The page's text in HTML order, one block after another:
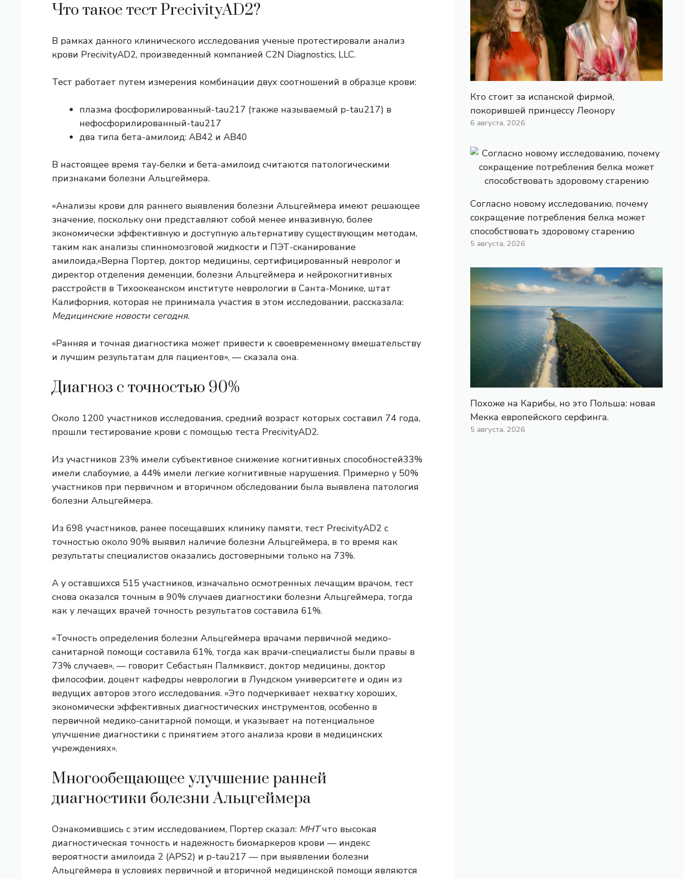
Что такое тест PrecivityAD2?
В рамках данного клинического исследования ученые протестировали анализ
крови PrecivityAD2, произведенный компанией C2N Diagnostics, LLC.
Тест работает путем измерения комбинации двух соотношений в образце крови:
плазма фосфорилированный-tau217 (также называемый p-tau217) в
нефосфорилированный-tau217
два типа бета-амилоид: AB42 и AB40
В настоящее время тау-белки и бета-амилоид считаются патологическими
признаками болезни Альцгеймера.
«Анализы крови для раннего выявления болезни Альцгеймера имеют решающее
значение, поскольку они представляют собой менее инвазивную, более
экономически эффективную и доступную альтернативу существующим методам,
таким как анализы спинномозговой жидкости и ПЭТ-сканирование
амилоида,«Верна Портер, доктор медицины, сертифицированный невролог и
директор отделения деменции, болезни Альцгеймера и нейрокогнитивных
расстройств в Тихоокеанском институте неврологии в Санта-Монике, штат
Калифорния, которая не принимала участия в этом исследовании, рассказала:
Медицинские новости сегодня.
«Ранняя и точная диагностика может привести к своевременному вмешательству
и лучшим результатам для пациентов», — сказала она.
Диагноз с точностью 90%
Около 1200 участников исследования, средний возраст которых составил 74 года,
прошли тестирование крови с помощью теста PrecivityAD2.
Из участников 23% имели субъективное снижение когнитивных способностей33%
имели слабоумие, а 44% имели легкие когнитивные нарушения. Примерно у 50%
участников при первичном и вторичном обследовании была выявлена ​​патология
болезни Альцгеймера.
Из 698 участников, ранее посещавших клинику памяти, тест PrecivityAD2 с
точностью около 90% выявил наличие болезни Альцгеймера, в то время как
результаты специалистов оказались достоверными только на 73%.
А у оставшихся 515 участников, изначально осмотренных лечащим врачом, тест
снова оказался точным в 90% случаев диагностики болезни Альцгеймера, тогда
как у лечащих врачей точность результатов составила 61%.
«Точность определения болезни Альцгеймера врачами первичной медико-
санитарной помощи составила 61%, тогда как врачи-специалисты были правы в
73% случаев», — говорит Себастьян Палмквист, доктор медицины, доктор
философии, доцент кафедры неврологии в Лундском университете и один из
ведущих авторов этого исследования. «Это подчеркивает нехватку хороших,
экономически эффективных диагностических инструментов, особенно в
первичной медико-санитарной помощи, и указывает на потенциальное
улучшение диагностики с принятием этого анализа крови в медицинских
учреждениях».
Многообещающее улучшение ранней
диагностики болезни Альцгеймера
Ознакомившись с этим исследованием, Портер сказал: МНТчто высокая
диагностическая точность и надежность биомаркеров крови — индекс
вероятности амилоида 2 (APS2) и p-tau217 — при выявлении болезни
Альцгеймера в условиях первичной и вторичной медицинской помощи являются
Кто стоит за испанской фирмой,
покорившей принцессу Леонору
6 августа, 2026
Согласно новому исследованию, почему
сокращение потребления белка может
способствовать здоровому старению
5 августа, 2026
Похоже на Карибы, но это Польша: новая
Мекка европейского серфинга.
5 августа, 2026